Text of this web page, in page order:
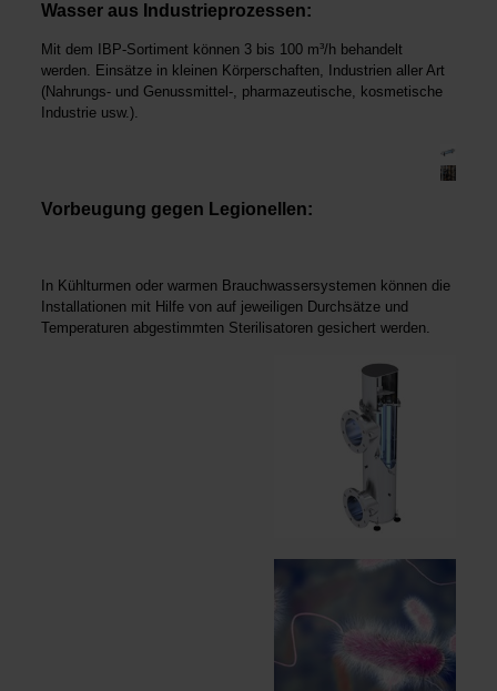
Wasser aus Industrieprozessen:
Mit dem IBP-Sortiment können 3 bis 100 m³/h behandelt
werden. Einsätze in kleinen Körperschaften, Industrien aller Art
(Nahrungs- und Genussmittel-, pharmazeutische, kosmetische
Industrie usw.).
Vorbeugung gegen Legionellen:
In Kühlturmen oder warmen Brauchwassersystemen können die
Installationen mit Hilfe von auf jeweiligen Durchsätze und
Temperaturen abgestimmten Sterilisatoren gesichert werden.